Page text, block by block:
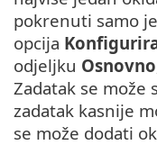
pokrenuti samo
opcija
odjeljku Osnovno
Zadatak se može
zadatak kasnije
se može dodati